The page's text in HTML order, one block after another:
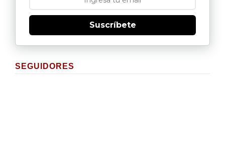
Suscríbete
SEGUIDORES